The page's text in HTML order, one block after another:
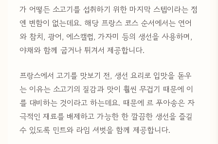
가 어떻든 소고기를 섭취하기 위한 마지막 스텝이라는 점
엔 변함이 없는데요. 해당 프랑스 코스 순서에서는 연어
와 참치, 광어, 에스캘럽, 가자미 등의 생선을 사용하며,
야채와 함께 굽거나 튀겨서 제공합니다.
프랑스에서 고기를 맛보기 전, 생선 요리로 입맛을 돋우
는 이유는 소고기의 질감과 맛이 훨씬 무겁기 때문에 이
를 대비하는 것이라고 하는데요. 때문에 르 푸아송은 자
극적인 재료를 배제하고 가능한 한 깔끔한 생선을 즐길
수 있도록 민트와 라임 셔벗을 함께 제공합니다.